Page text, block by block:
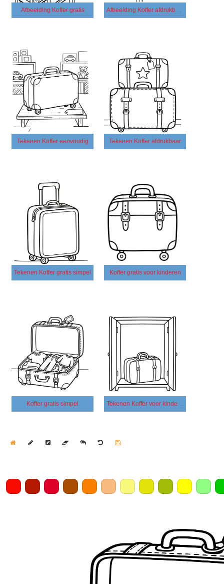
Afbeelding Koffer gratis Afbeelding Koffer afdrukbaar
Tekenen Koffer eenvoudig Tekenen Koffer afdrukbaar
Tekenen Koffer gratis simpel Koffer gratis voor kinderen
Koffer gratis simpel Tekenen Koffer voor kinderen